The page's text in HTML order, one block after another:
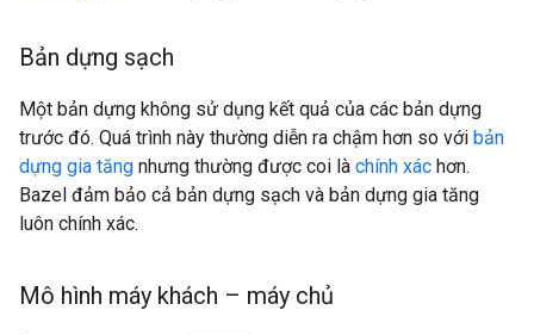
Bản dựng sạch
Một bản dựng không sử dụng kết quả của các bản dựng
trước đó. Quá trình này thường diễn ra chậm hơn so với bản
dựng gia tăng nhưng thường được coi là chính xác hơn.
Bazel đảm bảo cả bản dựng sạch và bản dựng gia tăng
luôn chính xác.
Mô hình máy khách – máy chủ